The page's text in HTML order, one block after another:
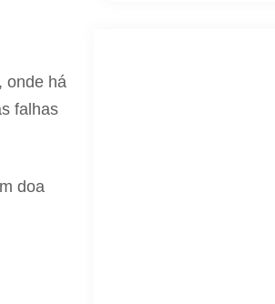
onde há
falhas
doa